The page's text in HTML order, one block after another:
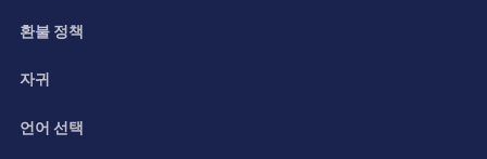
환불 정책
자귀
언어 선택